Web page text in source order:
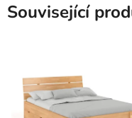
Související